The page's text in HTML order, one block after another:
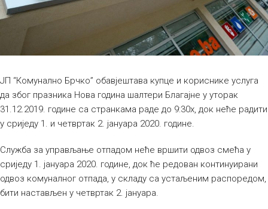
ЈП “Комунално Брчко” обавјештава купце и кориснике услуга
да због празника Нова година шалтери Благајне у уторак
31.12.2019. године са странкама раде до 9:30х, док неће радити
у сриједу 1. и четвртак 2. јануара 2020. године.
Служба за управљање отпадом неће вршити одвоз смећа у
сриједу 1. јануара 2020. године, док ће редован континуирани
одвоз комуналног отпада, у складу са устаљеним распоредом,
бити настављен у четвртак 2. јануара.